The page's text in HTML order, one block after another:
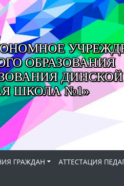
ОБРАЗОВАНИЯ
ШКОЛА №1»
ГРАЖДАН
АТТЕСТАЦИЯ